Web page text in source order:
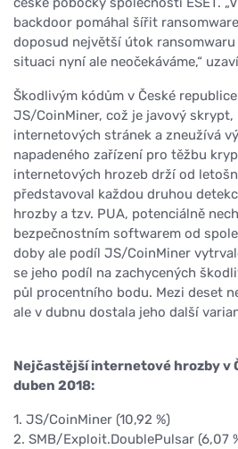
backdoor pomáhal šířit
doposud největší útok
situaci nyní ale neočekáváme,“
Škodlivým kódům v České
JS/CoinMiner, což je javový
internetových stránek a zneužívá
napadeného zařízení pro těžbu
internetových hrozeb drží od
představoval každou druhou
hrozby a tzv. PUA, potenciálně
bezpečnostním softwarem od
doby ale podíl JS/CoinMiner
se jeho podíl na zachycených
půl procentního bodu. Mezi deset
ale v dubnu dostala jeho další
Nejčastější internetové hrozby v
duben 2018:
1. JS/CoinMiner (10,92 %)
2. SMB/Exploit.DoublePulsar (6,07